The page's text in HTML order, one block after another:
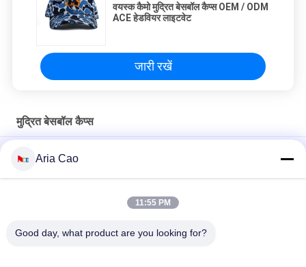
वयस्क कैमो मुद्रित बेसबॉल कैप्स OEM / ODM
ACE हेडवियर लाइटवेट
जारी रखें
मुद्रित बेसबॉल कैप्स
मुद्रितAria Cao
11:55 PM
Good day, what product are you looking for?